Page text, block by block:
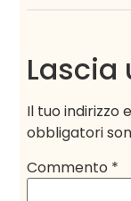
Lascia
Il tuo indirizzo
obbligatori
Commento *